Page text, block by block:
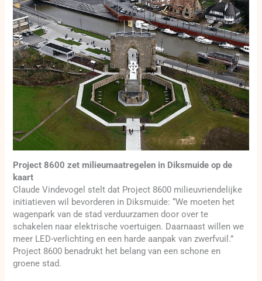
Project 8600 zet milieumaatregelen in Diksmuide op de
kaart
Claude Vindevogel stelt dat Project 8600 milieuvriendelijke
initiatieven wil bevorderen in Diksmuide: “We moeten het
wagenpark van de stad verduurzamen door over te
schakelen naar elektrische voertuigen. Daarnaast willen we
meer LED-verlichting en een harde aanpak van zwerfvuil.”
Project 8600 benadrukt het belang van een schone en
groene stad.